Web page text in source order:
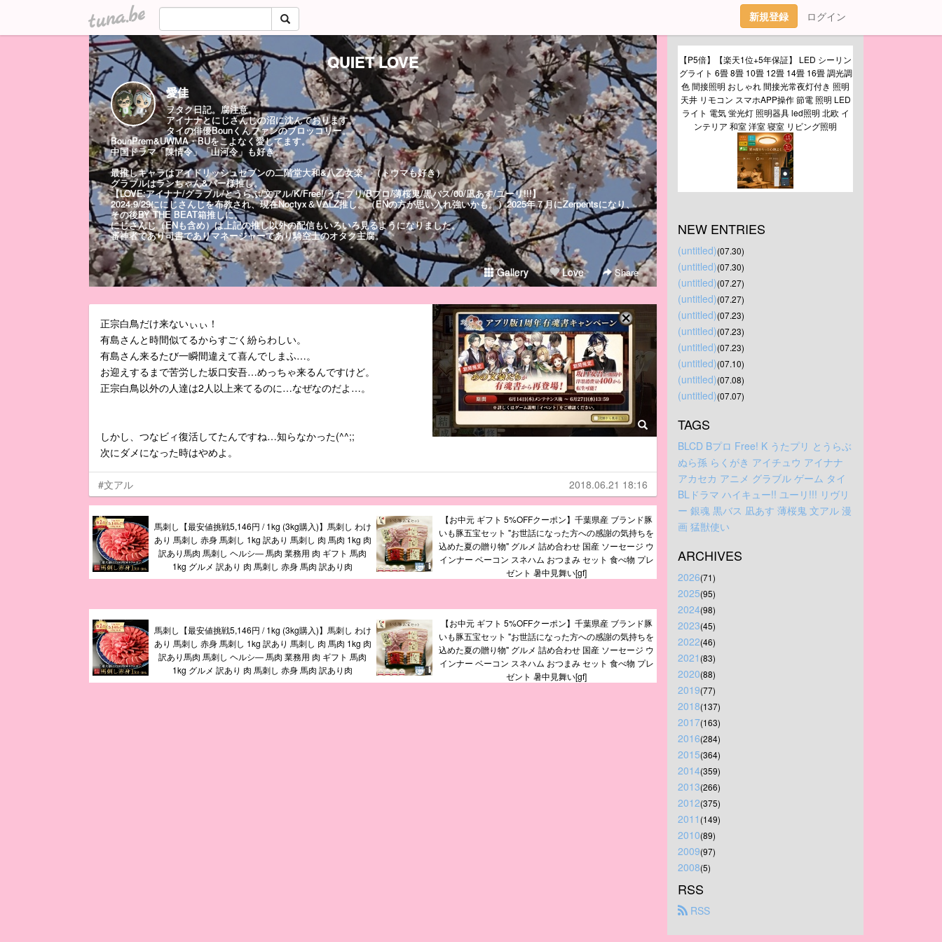
tuna.be 新規登録 ログイン
QUIET LOVE
愛佳
ヲタク日記。腐注意。
アイナナとにじさんじの沼に沈んでおります。
タイの俳優Bounくんファンのブロッコリー。
BounPrem&UWMA・BUをこよなく愛してます。
中国ドラマ「陳情令」「山河令」も好き。
最推しキャラはアイドリッシュセブンの二階堂大和&八乙女楽。（トウマも好き）
グラブルはランちゃん&パー様推し。
【LOVE:アイナナ/グラブル/とうらぶ/文アル/K/Free!/うたプリ/Bプロ/薄桜鬼/黒バス/00/凪あす/ユーリ!!!】
2024.9/29ににじさんじを布教され、現在Noctyx＆VΔLZ推し。（ENの方が思い入れ強いかも。）2025年７月にZerpentsになり、
その後BY THE BEAT箱推しに。
にじさんじ（ENも含め）は上記の推し以外の配信もいろいろ見るようになりました。
審神者であり司書でありマネージャーであり騎空士のオタク主腐。
Gallery Love Share
正宗白鳥だけ来ないぃぃ！
有島さんと時間似てるからすごく紛らわしい。
有島さん来るたび一瞬間違えて喜んでしまふ…。
お迎えするまで苦労した坂口安吾…めっちゃ来るんですけど。
正宗白鳥以外の人達は2人以上来てるのに…なぜなのだよ…。
しかし、つなビィ復活してたんですね…知らなかった(^^;;
次にダメになった時はやめよ。
#文アル 2018.06.21 18:16
馬刺し【最安値挑戦5,146円 / 1kg (3kg購入)】馬刺し わけ
あり 馬刺し 赤身 馬刺し 1kg 訳あり 馬刺し 肉 馬肉 1kg 肉
訳あり馬肉 馬刺し ヘルシ― 馬肉 業務用 肉 ギフト 馬肉
1kg グルメ 訳あり 肉 馬刺し 赤身 馬肉 訳あり肉
【お中元 ギフト 5%OFFクーポン】千葉県産 ブランド豚
いも豚五宝セット "お世話になった方への感謝の気持ちを
込めた夏の贈り物" グルメ 詰め合わせ 国産 ソーセージ ウ
インナー ベーコン スネハム おつまみ セット 食べ物 プレ
ゼント 暑中見舞い[gf]
馬刺し【最安値挑戦5,146円 / 1kg (3kg購入)】馬刺し わけ
あり 馬刺し 赤身 馬刺し 1kg 訳あり 馬刺し 肉 馬肉 1kg 肉
訳あり馬肉 馬刺し ヘルシ― 馬肉 業務用 肉 ギフト 馬肉
1kg グルメ 訳あり 肉 馬刺し 赤身 馬肉 訳あり肉
【お中元 ギフト 5%OFFクーポン】千葉県産 ブランド豚
いも豚五宝セット "お世話になった方への感謝の気持ちを
込めた夏の贈り物" グルメ 詰め合わせ 国産 ソーセージ ウ
インナー ベーコン スネハム おつまみ セット 食べ物 プレ
ゼント 暑中見舞い[gf]
【P5倍】【楽天1位+5年保証】 LED シーリン
グライト 6畳 8畳 10畳 12畳 14畳 16畳 調光調
色 間接照明 おしゃれ 間接光常夜灯付き 照明
天井 リモコン スマホAPP操作 節電 照明 LED
ライト 電気 蛍光灯 照明器具 led照明 北欧 イ
ンテリア 和室 洋室 寝室 リビング照明
NEW ENTRIES
(untitled)(07.30)
(untitled)(07.30)
(untitled)(07.27)
(untitled)(07.27)
(untitled)(07.23)
(untitled)(07.23)
(untitled)(07.23)
(untitled)(07.10)
(untitled)(07.08)
(untitled)(07.07)
TAGS
BLCD Bプロ Free! K うたプリ とうらぶ
ぬら孫 らくがき アイチュウ アイナナ
アカセカ アニメ グラブル ゲーム タイ
BLドラマ ハイキュー!! ユーリ!!! リヴリ
ー 銀魂 黒バス 凪あす 薄桜鬼 文アル 漫
画 猛獣使い
ARCHIVES
2026(71)
2025(95)
2024(98)
2023(45)
2022(46)
2021 (83)
2020(88)
2019(77)
2018(137)
2017(163)
2016(284)
2015(364)
2014(359)
2013(266)
2012(375)
2011 (149)
2010(89)
2009(97)
2008(5)
RSS
RSS